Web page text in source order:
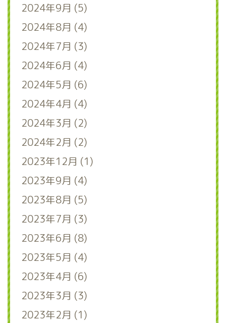
2024年9月 (5)
2024年8月 (4)
2024年7月 (3)
2024年6月 (4)
2024年5月 (6)
2024年4月 (4)
2024年3月 (2)
2024年2月 (2)
2023年12月 (1)
2023年9月 (4)
2023年8月 (5)
2023年7月 (3)
2023年6月 (8)
2023年5月 (4)
2023年4月 (6)
2023年3月 (3)
2023年2月 (1)